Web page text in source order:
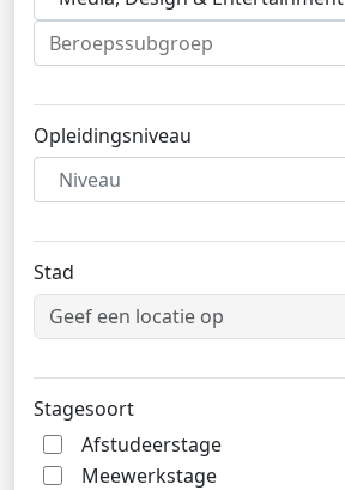
Opleidingsniveau
Niveau
Stad
Stagesoort
Afstudeerstage
Meewerkstage